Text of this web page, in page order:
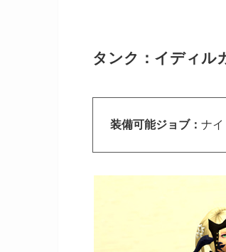
タンク：イディル
装備可能ジョブ： ナイ